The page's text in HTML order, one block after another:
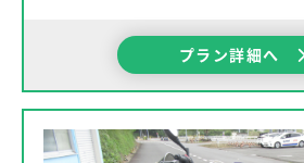
プラン詳細へ